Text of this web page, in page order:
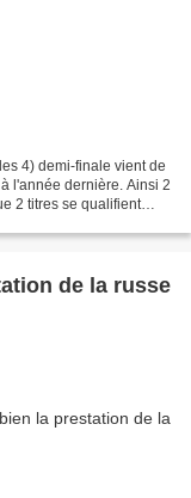
4) demi-finale vient de
l'année dernière. Ainsi 2
2 titres se qualifient
de la russe